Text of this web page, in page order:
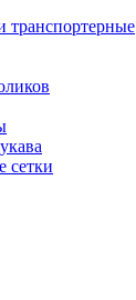
транспортерные
сетки